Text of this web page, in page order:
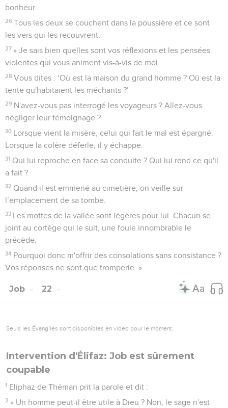
bonheur.
26 Tous les deux se couchent dans la poussière et ce sont
les vers qui les recouvrent.
27 » Je sais bien quelles sont vos réflexions et les pensées
violentes qui vous animent vis-à-vis de moi.
28 Vous dites : ‘Où est la maison du grand homme ? Où est la
tente qu'habitaient les méchants ?’
29 N'avez-vous pas interrogé les voyageurs ? Allez-vous
négliger leur témoignage ?
30 Lorsque vient la misère, celui qui fait le mal est épargné.
Lorsque la colère déferle, il y échappe.
31 Qui lui reproche en face sa conduite ? Qui lui rend ce qu'il
a fait ?
32 Quand il est emmené au cimetière, on veille sur
l’emplacement de sa tombe.
33 Les mottes de la vallée sont légères pour lui. Chacun se
joint au cortège qui le suit, une foule innombrable le
précède.
34 Pourquoi donc m'offrir des consolations sans consistance ?
Vos réponses ne sont que tromperie. »
Job 22
Seuls les Évangiles sont disponibles en vidéo pour le moment.
Intervention d'Élifaz: Job est sûrement
coupable
1 Eliphaz de Théman prit la parole et dit :
2 « Un homme peut-il être utile à Dieu ? Non, le sage n'est